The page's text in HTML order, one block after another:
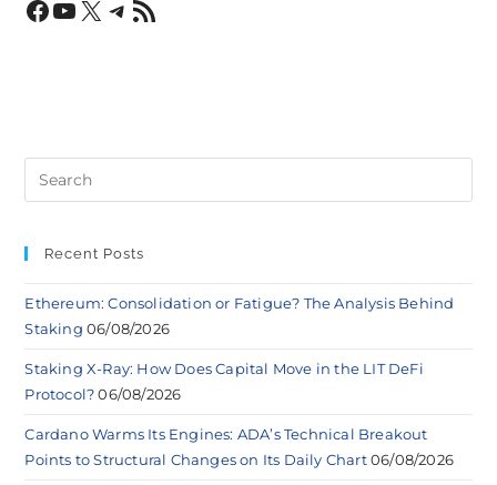
Recent Posts
Ethereum: Consolidation or Fatigue? The Analysis Behind
Staking 06/08/2026
Staking X-Ray: How Does Capital Move in the LIT DeFi
Protocol? 06/08/2026
Cardano Warms Its Engines: ADA’s Technical Breakout
Points to Structural Changes on Its Daily Chart 06/08/2026